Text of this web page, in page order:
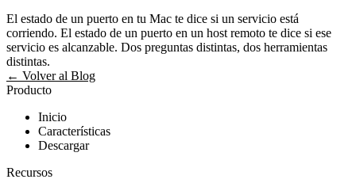
El estado de un puerto en tu Mac te dice si un servicio está
corriendo. El estado de un puerto en un host remoto te dice si ese
servicio es alcanzable. Dos preguntas distintas, dos herramientas
distintas.
← Volver al Blog
Producto
Inicio
Características
Descargar
Recursos